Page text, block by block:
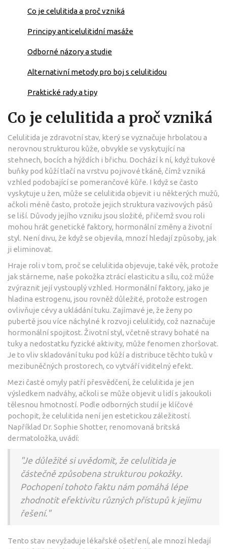
Co je celulitida a proč vzniká
Principy anticelulitidní masáže
Odborné názory a studie
Alternativní metody pro boj s celulitidou
Praktické rady a tipy
Co je celulitida a proč vzniká
Celulitida je zdravotní stav, který se vyznačuje hrbolatou a
nerovnou strukturou kůže, obvykle se vyskytující na
stehnech, bocích a hýždích i břichu. Dochází k ní, když tukové
buňky pod kůží tlačí na vrstvu pojivové tkáně, čímž vzniká
vzhled podobající se pomerančové kůře. I když se často
vyskytuje u žen, může se celulitida objevit i u některých mužů,
ačkoli méně často, protože jejich struktura vazivových pásů
se liší. Důvody jejího vzniku jsou složité, přičemž svou roli
mohou hrát genetické faktory, hormonální změny a životní
styl. Není divu, že když se objevila, mnozí hledají způsoby, jak
ji eliminovat.
Hraje roli v tom, proč se celulitida objevuje, také věk, protože
jak stárneme, naše pokožka ztrácí elasticitu a sílu, což může
zvýraznit její vystouplý vzhled. Hormonální faktory, jako je
hladina estrogenu, jsou rovněž důležité, protože estrogen
ovlivňuje cévy a ukládání tuku. Zajímavé je, že ženy po
pubertě jsou více náchylné k rozvoji celulitidy, což naznačuje
hormonální spojitost. Životní styl, včetně stravy bohaté na
tuky a nedostatku fyzické aktivity, může fenomen zhoršovat.
Je to vliv skladování tuku pod kůží a distribuce těchto tuků v
mezibuněčných prostorech, co vytváří viditelný efekt.
Mezi časté omyly patří přesvědčení, že celulitida je jen
výsledkem nadváhy, ačkoli se může objevit u lidí s jakoukoli
tělesnou hmotností. Podle odborných studií je klíčové
pochopit, že celulitida není jen estetickou záležitostí.
Například Dr. Sophie Shotter, renomovaná britská
dermatoložka, uvádí:
"Je důležité si uvědomit, že celulitida je
částečně způsobena strukturou pokožky.
Pochopení tohoto faktu nám pomáhá lépe
zhodnotit efektivitu různých přístupů k jejímu
řešení."
Tento stav nevyžaduje lékařské ošetření, ale mnozí hledají